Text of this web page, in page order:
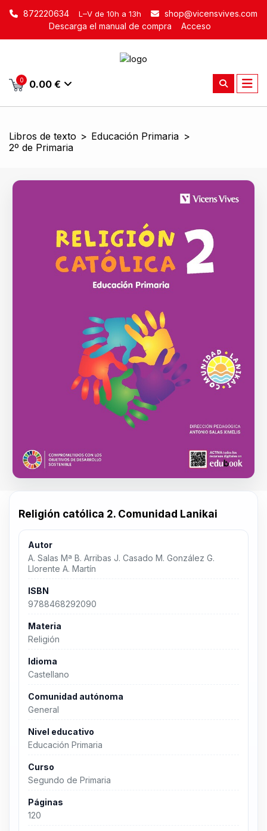
872220634 L–V de 10h a 13h
shop@vicensvives.com
Descarga el manual de compra
Acceso
0 0.00 €
Libros de texto > Educación Primaria >
2º de Primaria
Religión católica 2. Comunidad Lanikai
Autor
A. Salas Mª B. Arribas J. Casado M. González G.
Llorente A. Martín
ISBN
9788468292090
Materia
Religión
Idioma
Castellano
Comunidad autónoma
General
Nivel educativo
Educación Primaria
Curso
Segundo de Primaria
Páginas
120